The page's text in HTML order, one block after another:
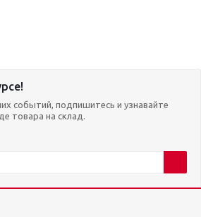
событий, подпишитесь и узнавайте
товара на склад.